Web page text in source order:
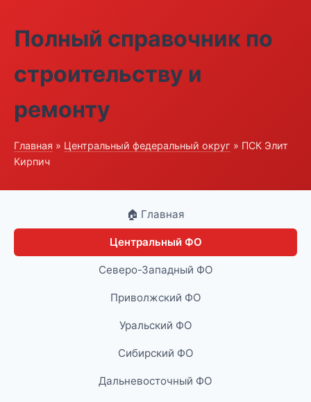
Полный справочник по
строительству и
ремонту
Главная » Центральный федеральный округ » ПСК Элит
Кирпич
🏠 Главная
Центральный ФО
Северо-Западный ФО
Приволжский ФО
Уральский ФО
Сибирский ФО
Дальневосточный ФО